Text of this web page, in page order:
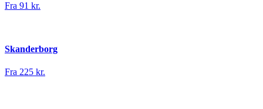
Fra 91 kr.
Skanderborg
Fra 225 kr.